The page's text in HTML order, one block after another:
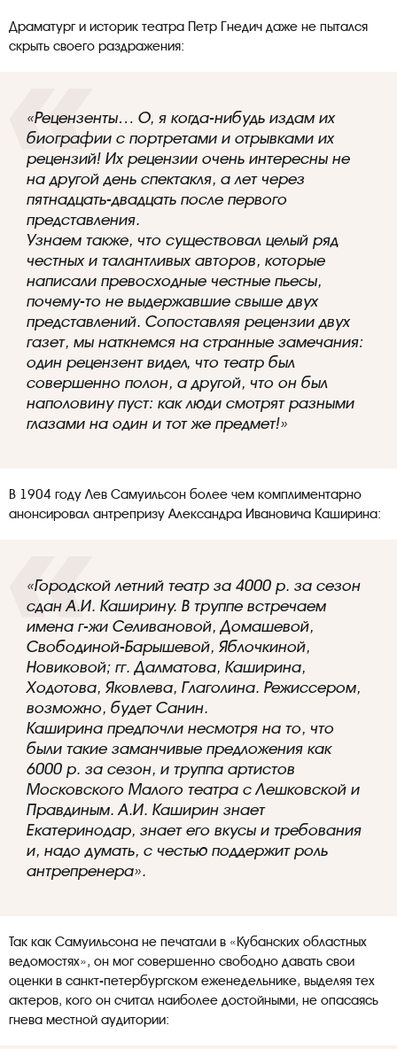
Драматург и историк театра Петр Гнедич даже не пытался
скрыть своего раздражения:
«Рецензенты… О, я когда-нибудь издам их
биографии с портретами и отрывками их
рецензий! Их рецензии очень интересны не
на другой день спектакля, а лет через
пятнадцать-двадцать после первого
представления.
Узнаем также, что существовал целый ряд
честных и талантливых авторов, которые
написали превосходные честные пьесы,
почему-то не выдержавшие свыше двух
представлений. Сопоставляя рецензии двух
газет, мы наткнемся на странные замечания:
один рецензент видел, что театр был
совершенно полон, а другой, что он был
наполовину пуст: как люди смотрят разными
глазами на один и тот же предмет!»
В 1904 году Лев Самуильсон более чем комплиментарно
анонсировал антрепризу Александра Ивановича Каширина:
«Городской летний театр за 4000 р. за сезон
сдан А.И. Каширину. В труппе встречаем
имена г-жи Селивановой, Домашевой,
Свободиной-Барышевой, Яблочкиной,
Новиковой; гг. Далматова, Каширина,
Ходотова, Яковлева, Глаголина. Режиссером,
возможно, будет Санин.
Каширина предпочли несмотря на то, что
были такие заманчивые предложения как
6000 р. за сезон, и труппа артистов
Московского Малого театра с Лешковской и
Правдиным. А.И. Каширин знает
Екатеринодар, знает его вкусы и требования
и, надо думать, с честью поддержит роль
антрепренера».
Так как Самуильсона не печатали в «Кубанских областных
ведомостях», он мог совершенно свободно давать свои
оценки в санкт-петербургском еженедельнике, выделяя тех
актеров, кого он считал наиболее достойными, не опасаясь
гнева местной аудитории: